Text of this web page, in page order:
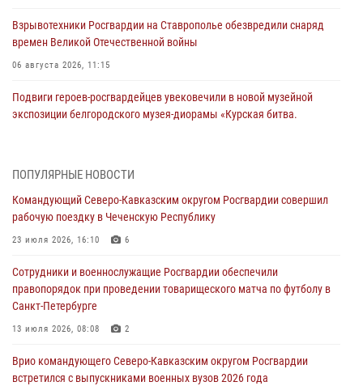
Взрывотехники Росгвардии на Ставрополье обезвредили снаряд
времен Великой Отечественной войны
06 августа 2026, 11:15
Подвиги героев‑росгвардейцев увековечили в новой музейной
экспозиции белгородского музея‑диорамы «Курская битва.
матче в Москве обеспечила Росгвардия (видео)
06 августа 2026, 10:13
задержаны в Дагестане при силовой поддержке Росгвардии
06 августа 2026, 09:00
В Югре при силовой поддержке ОМОН Росгвардии задержаны
06 августа 2026, 08:56 2
ПОПУЛЯРНЫЕ НОВОСТИ
Командующий Северо-Кавказским округом Росгвардии совершил
рабочую поездку в Чеченскую Республику
23 июля 2026, 16:10 6
Сотрудники и военнослужащие Росгвардии обеспечили
правопорядок при проведении товарищеского матча по футболу в
Санкт-Петербурге
13 июля 2026, 08:08 2
Врио командующего Северо-Кавказским округом Росгвардии
встретился с выпускниками военных вузов 2026 года